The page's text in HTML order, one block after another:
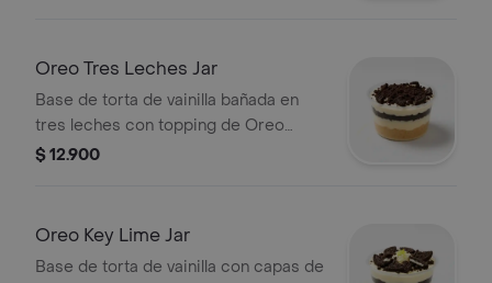
Oreo Tres Leches Jar
Base de torta de vainilla bañada en
tres leches con topping de Oreo
triturada.
$ 12.900
Oreo Key Lime Jar
Base de torta de vainilla con capas de